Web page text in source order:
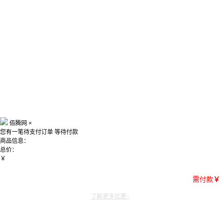
佰腾网 ×
您有一笔待支付订单 等待付款
商品信息：
总价：
￥
需付款￥
了解更多优惠~